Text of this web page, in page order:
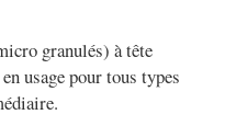
granulés) à tête
usage pour tous types